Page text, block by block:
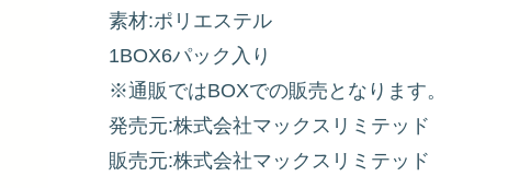
素材:ポリエステル
1BOX6パック入り
※通販ではBOXでの販売となります。
発売元:株式会社マックスリミテッド
販売元:株式会社マックスリミテッド